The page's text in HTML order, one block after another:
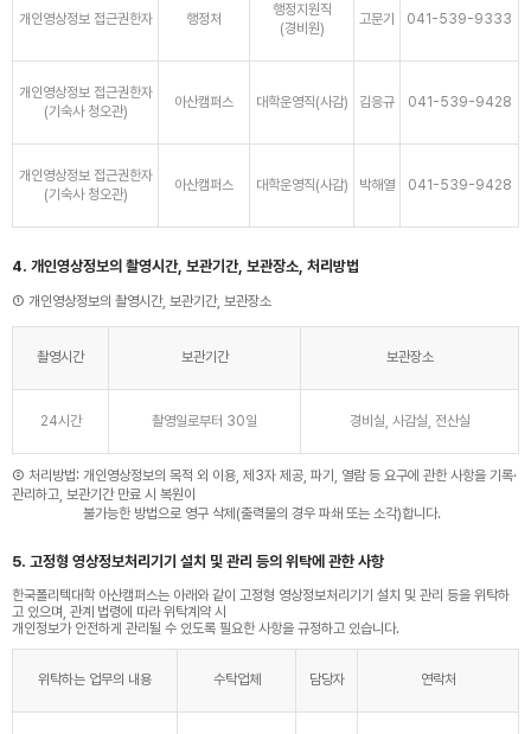
개인영상정보 접근권한자 행정처
행정지원직
(경비원)
고문기 041-539-9333
개인영상정보 접근권한자
(기숙사 청오관)
아산캠퍼스 대학운영직(사감) 김응규 041-539-9428
개인영상정보 접근권한자
(기숙사 청오관)
아산캠퍼스 대학운영직(사감) 박해열 041-539-9428
4. 개인영상정보의 촬영시간, 보관기간, 보관장소, 처리방법
① 개인영상정보의 촬영시간, 보관기간, 보관장소
촬영시간 보관기간 보관장소
24시간 촬영일로부터 30일 경비실, 사감실, 전산실
② 처리방법: 개인영상정보의 목적 외 이용, 제3자 제공, 파기, 열람 등 요구에 관한 사항을 기록·
관리하고, 보관기간 만료 시 복원이
불가능한 방법으로 영구 삭제(출력물의 경우 파쇄 또는 소각)합니다.
5. 고정형 영상정보처리기기 설치 및 관리 등의 위탁에 관한 사항
한국폴리텍대학 아산캠퍼스는 아래와 같이 고정형 영상정보처리기기 설치 및 관리 등을 위탁하
고 있으며, 관계 법령에 따라 위탁계약 시
개인정보가 안전하게 관리될 수 있도록 필요한 사항을 규정하고 있습니다.
위탁하는 업무의 내용 수탁업체 담당자 연락처